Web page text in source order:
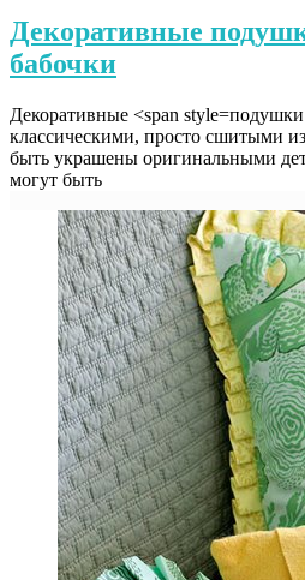
Декоративные
бабочки
Декоративные <span
классическими, просто сшитыми
быть украшены оригинальными
могут быть